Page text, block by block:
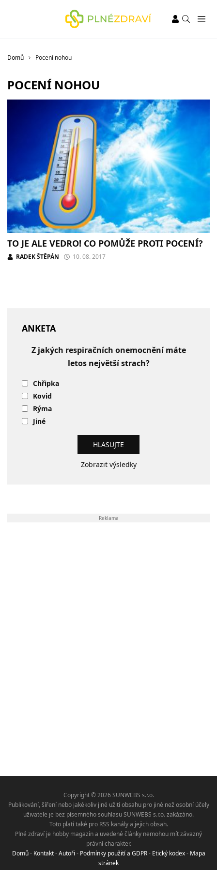
Domů Pocení nohou
POCENÍ NOHOU
TO JE ALE VEDRO! CO POMŮŽE PROTI POCENÍ?
RADEK ŠTĚPÁN 10. 08. 2017
ANKETA
Z jakých respiračních onemocnění máte
letos největší strach?
Chřipka
Kovid
Rýma
Jiné
Zobrazit výsledky
Reklama
Copyright © 2026 SUNWEBS s.r.o.
Publikování, šíření nebo jakékoliv jiné užití obsahu pro jiné než osobní účely
uživatele je bez písemného souhlasu SUNWEBS s.r.o. zakázáno.
Toto platí také pro RSS kanály a jejich obsah.
Plné zdraví je hobby magazín a uvedené články nemohou mít závazný
právní charakter.
Domů- Kontakt-Autoři - Podmínky použití a GDPR- Etický kodex- Mapa
stránek